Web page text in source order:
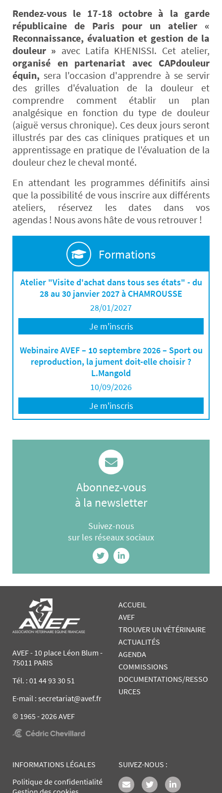
Rendez-vous le 17-18 octobre à la garde
républicaine de Paris pour un atelier «
Reconnaissance, évaluation et gestion de la
douleur » avec Latifa KHENISSI. Cet atelier,
organisé en partenariat avec CAPdouleur
équin, sera l'occasion d'apprendre à se servir
des grilles d'évaluation de la douleur et
comprendre comment établir un plan
analgésique en fonction du type de douleur
(aiguë versus chronique). Ces deux jours seront
illustrés par des cas cliniques pratiques et un
apprentissage en pratique de l'évaluation de la
douleur chez le cheval monté.
En attendant les programmes définitifs ainsi
que la possibilité de vous inscrire aux différents
ateliers, réservez les dates dans vos
agendas ! Nous avons hâte de vous retrouver !
Formations
Atelier "Visite d'achat dans tous ses états" - du
28 au 30 janvier 2027 à CHAMROUSSE
28/01/2027
Je m'inscris
Webinaire AVEF – 10 septembre 2026 – Sport ou
reproduction, la jument doit-elle choisir ?
L.Mangold
10/09/2026
Je m'inscris
Abonnez-vous
à la newsletter
Suivez-nous
sur les réseaux sociaux
AVEF - 10 place Léon Blum -
75011 PARIS
Tél. : 01 44 93 30 51
E-mail : secretariat@avef.fr
© 1965 - 2026 AVEF
ACCUEIL
AVEF
TROUVER UN VÉTÉRINAIRE
ACTUALITÉS
AGENDA
COMMISSIONS
DOCUMENTATIONS/RESSO
URCES
INFORMATIONS LÉGALES
Politique de confidentialité
SUIVEZ-NOUS :